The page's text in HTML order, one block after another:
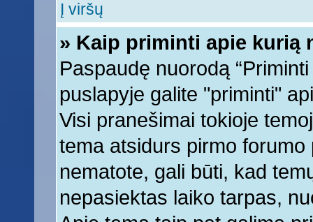
Į viršų
» Kaip priminti apie kurią
Paspaudę nuorodą
puslapyje galite "priminti"
Visi pranešimai tokioje
tema atsidurs pirmo
nematote, gali būti, kad
nepasiektas laiko tarpas,